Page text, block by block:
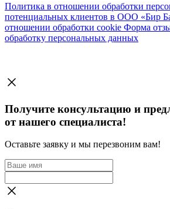
Политика в отношении обработки
потенциальных клиентов в ООО «Бир
отношении обработки cookie Форма
обработку персональных данных
Получите консультацию и
от нашего специалиста!
Оставьте заявку и мы перезвоним вам!